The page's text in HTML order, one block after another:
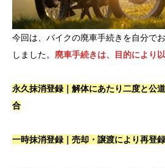
今回は、バイクの廃車手続きを自分で
しました。 廃車手続きは、目的により
永久抹消登録｜解体にあたり二度と公
合
一時抹消登録｜売却・譲渡により再登